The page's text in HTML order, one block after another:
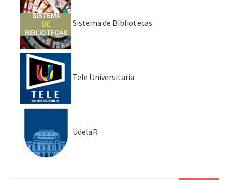
Sistema de Bibliotecas
Tele Universitaria
UdelaR